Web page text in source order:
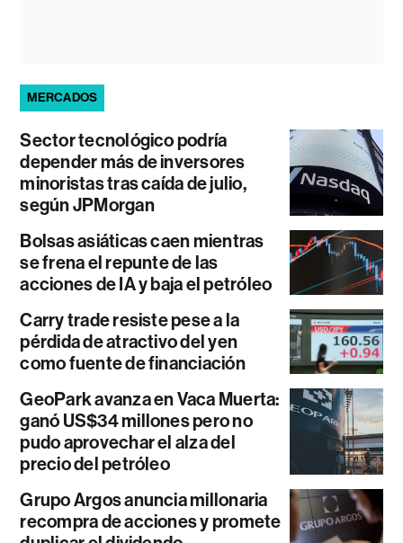
MERCADOS
Sector tecnológico podría
depender más de inversores
minoristas tras caída de julio,
según JPMorgan
Bolsas asiáticas caen mientras
se frena el repunte de las
acciones de IA y baja el petróleo
Carry trade resiste pese a la
pérdida de atractivo del yen
como fuente de financiación
GeoPark avanza en Vaca Muerta:
ganó US$34 millones pero no
pudo aprovechar el alza del
precio del petróleo
Grupo Argos anuncia millonaria
recompra de acciones y promete